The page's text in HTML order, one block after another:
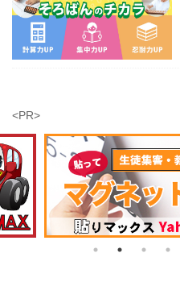
<PR>